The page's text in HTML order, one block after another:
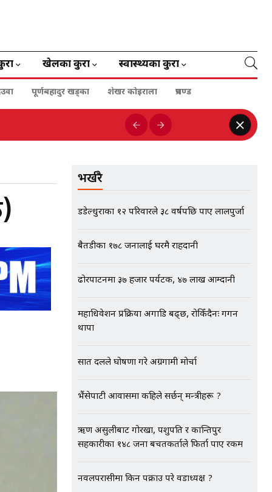
खेलका कुरा स्वास्थ्यका कुरा
पूर्णबहादुर खड्का शेखर कोइराला प्रचण्ड
भर्खरै
डडेल्धुराका १२ परिवारले ३८ वर्षपछि पाए लालपुर्जा
बैतडीका १७८ जनालाई घरमै राहदानी
ढोरपाटनमा ३७ हजार पर्यटक, ४७ लाख आम्दानी
महाधिवेशन प्रक्रिया अगाडि बढ्छ, रोकिँदैनः गगन
थापा
सात दलले घोषणा गरे अग्रगामी मोर्चा
भैंसेपाटी आवासमा कहिले सर्छन् मन्त्रीहरू ?
ऋण असुलीबाट गोरखा, पशुपति र कान्तिपुर
सहकारीका १४८ जना बचतकर्ताले फिर्ता पाए रकम
नवलपरासीमा किन पक्राउ परे वडाध्यक्ष ?